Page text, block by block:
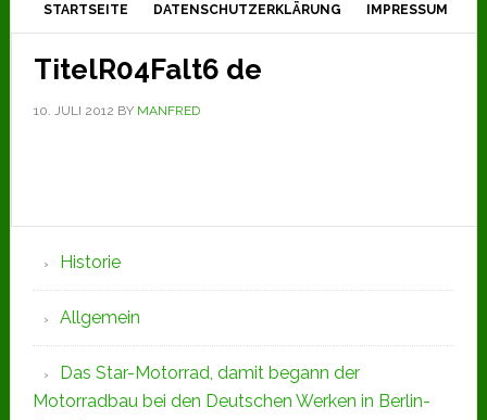
STARTSEITE DATENSCHUTZERKLÄRUNG IMPRESSUM
TitelR04Falt6 de
10. JULI 2012 BY MANFRED
Seitenspalte
Historie
Allgemein
Das Star-Motorrad, damit begann der
Motorradbau bei den Deutschen Werken in Berlin-